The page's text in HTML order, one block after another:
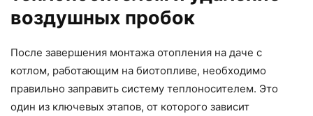
воздушных пробок
После завершения монтажа отопления на даче с
котлом, работающим на биотопливе, необходимо
правильно заправить систему теплоносителем. Это
один из ключевых этапов, от которого зависит